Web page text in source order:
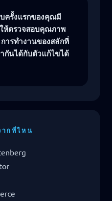
ครั้งแรกของคุณมี
ห้ตรวจสอบคุณภาพ
การทำงานของสลักที่
กันได้กับตัวแก้ไขได้
ากที่ไหน